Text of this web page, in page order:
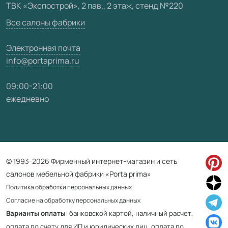
Карта сайта
ТВК «Экспострой», 2 пав., 2 этаж, стенд №220
Все салоны фабрики
Электронная почта
info@portaprima.ru
09:00-21:00
ежедневно
© 1993-2026 Фирменный интернет-магазин и сеть
салонов мебельной фабрики «Porta prima»
Политика обработки персональных данных
Согласие на обработку персональных данных
Варианты оплаты: банковской картой, наличный расчет,